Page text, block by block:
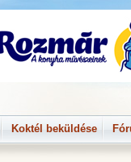
Koktél beküldése